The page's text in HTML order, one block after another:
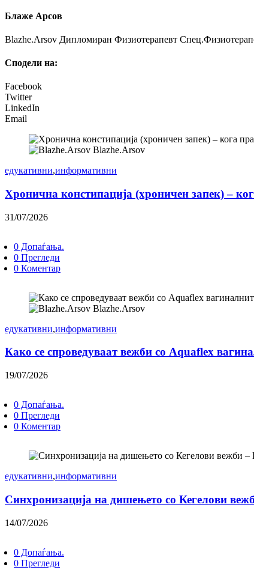
Блаже Арсов
Blazhe.Arsov Дипломиран Физиотерапевт
Сподели на:
Facebook
Twitter
LinkedIn
Email
Blazhe.Arsov
едукативни,информативни
Хронична констипација (хроничен запек) –
31/07/2026
0 Допаѓања.
0 Прегледи
0 Коментар
Blazhe.Arsov
едукативни,информативни
Како се спроведуваат вежби со Aquaflex
19/07/2026
0 Допаѓања.
0 Прегледи
0 Коментар
едукативни,информативни
Синхронизација на дишењето со Кегелови
14/07/2026
0 Допаѓања.
0 Прегледи